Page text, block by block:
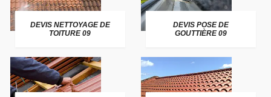
DEVIS NETTOYAGE DE
TOITURE 09
DEVIS POSE DE
GOUTTIÈRE 09